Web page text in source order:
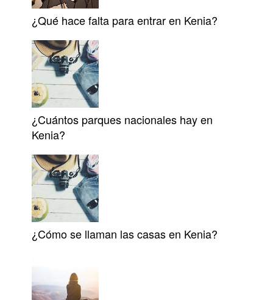
¿Qué hace falta para entrar en Kenia?
¿Cuántos parques nacionales hay en
Kenia?
¿Cómo se llaman las casas en Kenia?